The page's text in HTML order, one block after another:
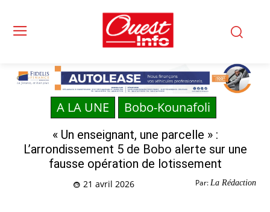
A LA UNE Bobo-Kounafoli
« Un enseignant, une parcelle » :
L’arrondissement 5 de Bobo alerte sur une
fausse opération de lotissement
Par: La Rédaction
21 avril 2026